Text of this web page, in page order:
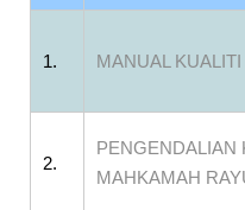
1. MANUAL KUALITI
2.
PENGENDALIAN
MAHKAMAH